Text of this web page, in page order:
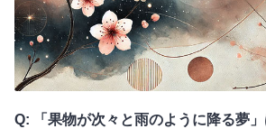
Q: 「果物が次々と雨のように降る夢